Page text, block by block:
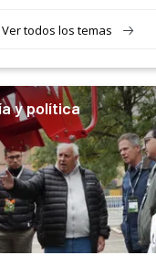
Ver todos los temas
y política